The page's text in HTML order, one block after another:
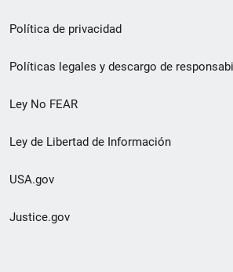
pie
de
página
Política de privacidad
Políticas legales y descargo de
Ley No FEAR
Ley de Libertad de Información
USA.gov
Justice.gov